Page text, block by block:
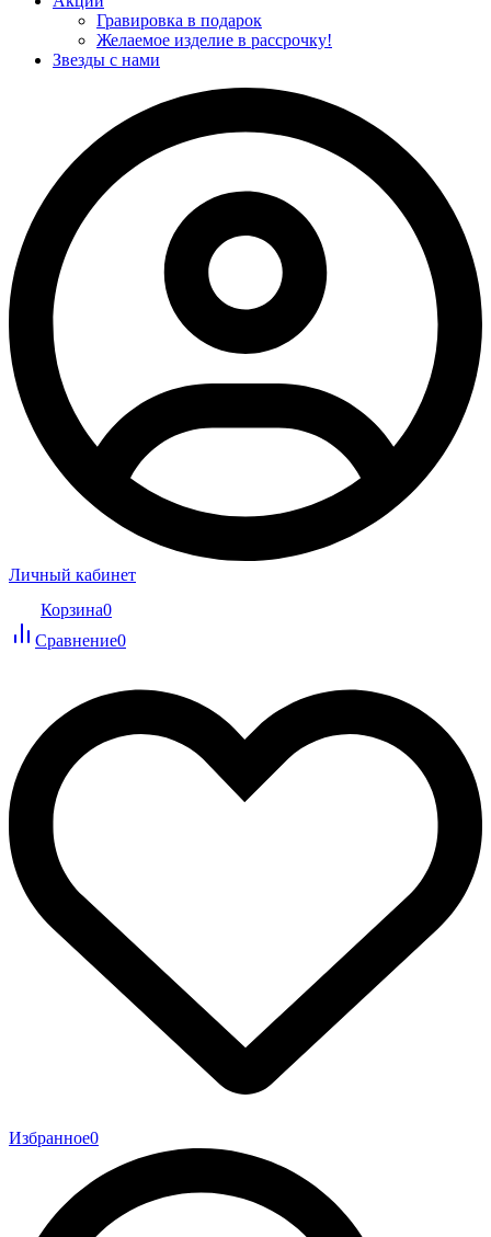
Гравировка в подарок
Желаемое изделие в рассрочку!
Звезды с нами
Личный кабинет
Корзина0
Сравнение0
Избранное0